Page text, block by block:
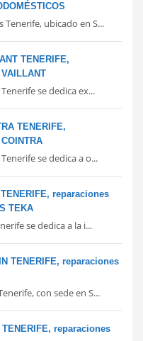
Tenerife, ubicado en S...
TENERIFE,
se dedica ex...
TENERIFE,
se dedica a o...
reparaciones
TEKA
se dedica a la i...
TENERIFE, reparaciones
con sede en S...
reparaciones